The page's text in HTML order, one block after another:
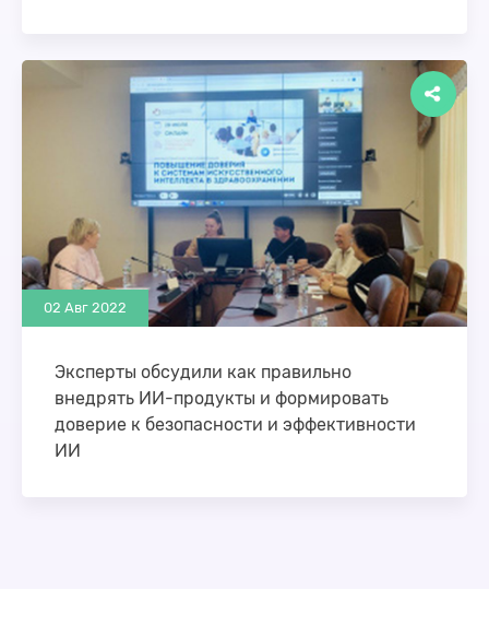
девизом: новая стратегия в новой реальности – …
02 Авг 2022
Эксперты обсудили как правильно
внедрять ИИ-продукты и формировать
доверие к безопасности и эффективности
ИИ